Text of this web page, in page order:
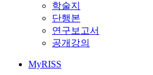
학술지
단행본
연구보고서
공개강의
MyRISS